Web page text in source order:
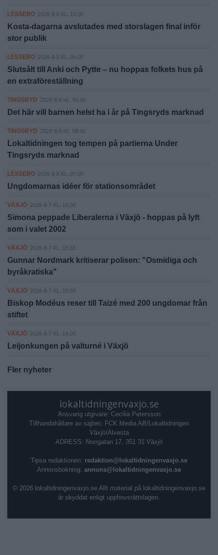
LESSEBO 2026-8-8 KL. 10:00
Kosta-dagarna avslutades med storslagen final inför
stor publik
LESSEBO 2026-8-8 KL. 09:00
Slutsålt till Anki och Pytte – nu hoppas folkets hus på
en extraföreställning
TINGSRYD 2026-8-8 KL. 09:00
Det här vill barnen helst ha i år på Tingsryds marknad
TINGSRYD 2026-8-8 KL. 08:00
Lokaltidningen tog tempen på partierna Under
Tingsryds marknad
LESSEBO 2026-8-8 KL. 07:00
Ungdomarnas idéer för stationsområdet
VÄXJÖ 2026-8-7 KL. 16:00
Simona peppade Liberalerna i Växjö - hoppas på lyft
som i valet 2002
VÄXJÖ 2026-8-7 KL. 15:35
Gunnar Nordmark kritiserar polisen: "Osmidiga och
byråkratiska"
VÄXJÖ 2026-8-7 KL. 15:30
Biskop Modéus reser till Taizé med 200 ungdomar från
stiftet
VÄXJÖ 2026-8-7 KL. 14:00
Leijonkungen på valturné i Växjö
Fler nyheter
lokaltidningenvaxjo.se
Ansvarig utgivare: Cecilia Petersson
Tillhandahållare av sajten: FCK Media AB/Lokaltidningen
Växjö/Alvesta
ADRESS: Norrgatan 17, 351 31 Växjö
Tipsa redaktionen: redaktion@lokaltidningenvaxjo.se
Annonsbokning: annons@lokaltidningenvaxjo.se
© 2026 lokaltidningenvaxjo.se Allt material på lokaltidningenvaxjo.se
är skyddat enligt upphovsrättslagen.